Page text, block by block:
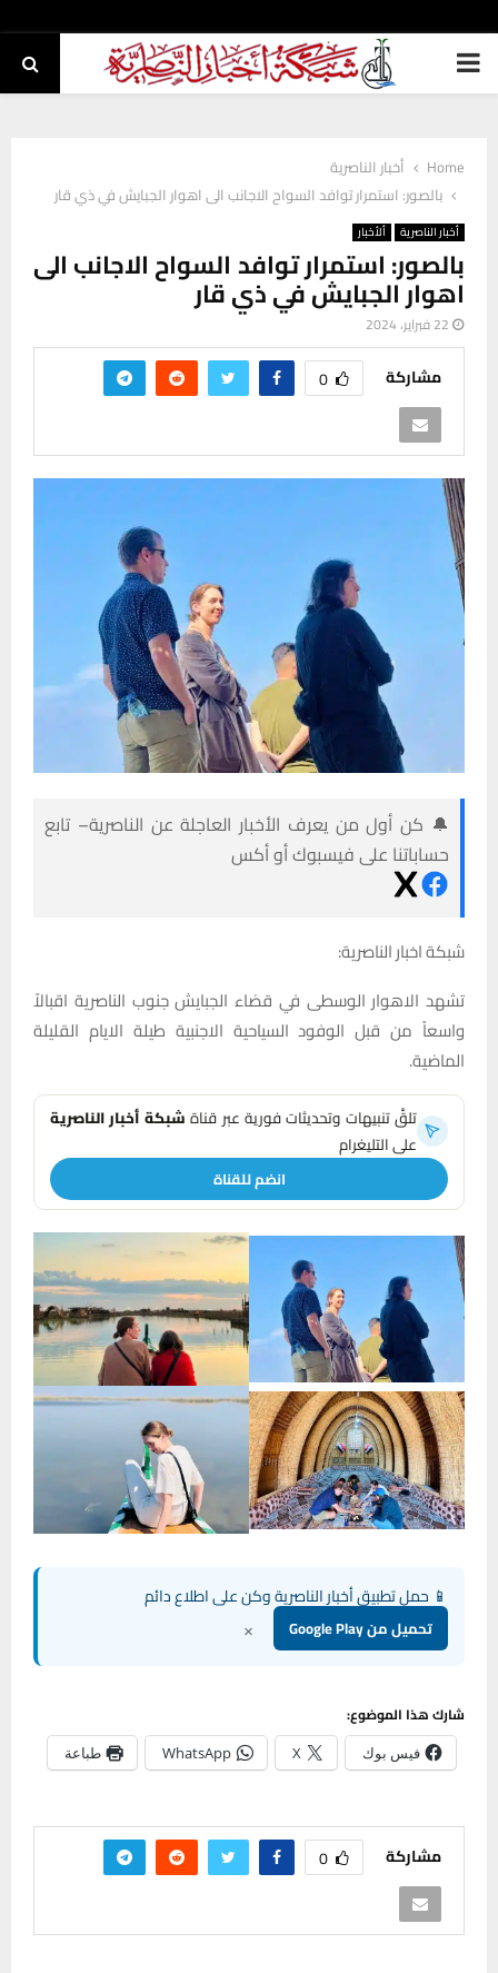
PRIMARY
Home
أخبار الناصرية
بالصور: استمرار توافد السواح الاجانب الى اهوار الجبايش في ذي قار
أخبار الناصرية ألأخبار
بالصور: استمرار توافد السواح الاجانب الى
اهوار الجبايش في ذي قار
22 فبراير، 2024
مشاركة 0
🔔 كن أول من يعرف الأخبار العاجلة عن الناصرية– تابع
حساباتنا على فيسبوك أو أكس
شبكة اخبار الناصرية:
تشهد الاهوار الوسطى في قضاء الجبايش جنوب الناصرية اقبالاً
واسعاً من قبل الوفود السياحية الاجنبية طيلة الايام القليلة
الماضية.
تلقَّ تنبيهات وتحديثات فورية عبر قناةشبكة أخبار الناصرية
على التليغرام
انضم للقناة
📱 حمل تطبيق أخبار الناصرية وكن على اطلاع دائم
تحميل من Google Play ×
شارك هذا الموضوع:
فيس بوك X
WhatsApp طباعة
مشاركة 0